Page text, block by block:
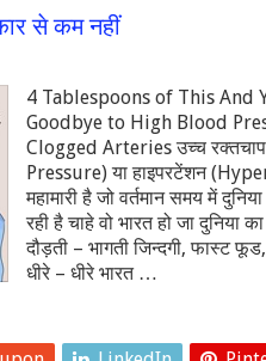
से कम नहीं
4 Tablespoons of This And
Goodbye to High Blood
Clogged Arteries उच्‍च
Pressure) या हाइपरटेंशन
महामारी है जो वर्तमान समय में
रही है चाहे वो भारत हो जा दुनिया
दौड़ती – भागती जिन्‍दगी, फास्‍ट
धीरे – धीरे भारत …